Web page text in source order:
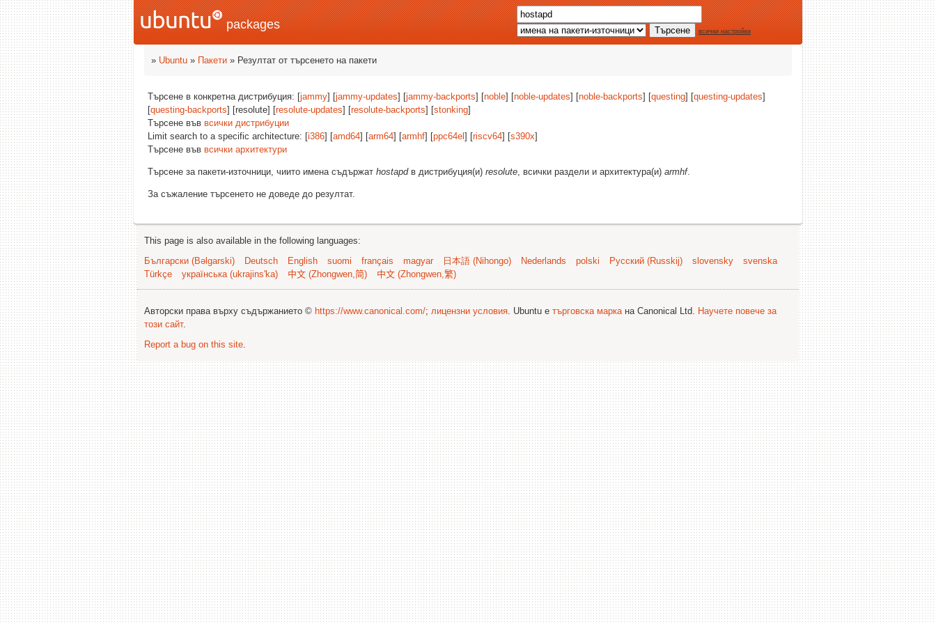
packages всички настройки
» Ubuntu » Пакети » Резултат от търсенето на пакети
Търсене в конкретна дистрибуция: [jammy] [jammy-updates] [jammy-backports] [noble] [noble-updates] [noble-backports] [questing] [questing-updates]
[questing-backports] [resolute] [resolute-updates] [resolute-backports] [stonking]
Търсене във всички дистрибуции
Limit search to a specific architecture: [i386] [amd64] [arm64] [armhf] [ppc64el ] [riscv64] [s390x]
Търсене във всички архитектури
Търсене за пакети-източници, чиито имена съдържат hostapdв дистрибуция(и) resolute, всички раздели и архитектура(и) armhf.
За съжаление търсенето не доведе до резултат.
This page is also available in the following languages:
Български (Bəlgarski)
Deutsch English suomi français magyar 日本語 (Nihongo) Nederlands polski Русский (Russkij) slovensky
svenska
Türkçe
українська (ukrajins'ka) 中文 (Zhongwen,简) 中文 (Zhongwen,繁)
Авторски права върху съдържанието © https://www.canonical.com/; лицензни условия. Ubuntu е търговска маркана Canonical Ltd. Научете повече за
този сайт.
Report a bug on this site.